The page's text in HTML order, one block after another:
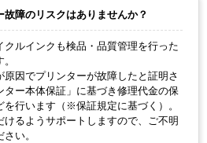
故障のリスクはありませんか？
クルインクも検品・品質管理を行った
原因でプリンターが故障したと証明さ
ター本体保証」に基づき修理代金の保
を行います（※保証規定に基づく）。
けるようサポートしますので、ご不明
い。